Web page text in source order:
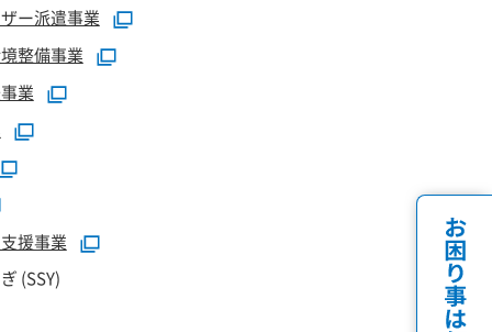
ー派遣事業
整備事業
業
援事業
(SSY)